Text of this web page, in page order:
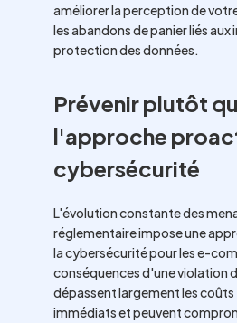
améliorer la perception de
les abandons de panier liés aux
protection des données.
Prévenir plutôt
l'approche
cybersécurité
L'évolution constante des
réglementaire impose une
la cybersécurité pour les e-
conséquences d'une violation
dépassent largement les
immédiats et peuvent